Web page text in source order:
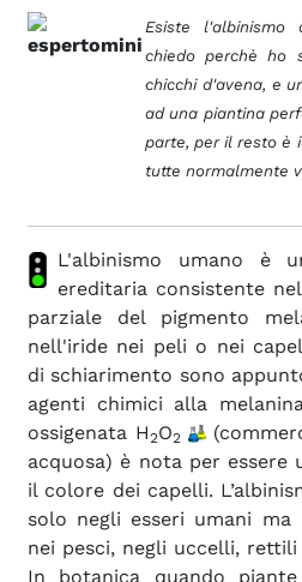
Esiste
chiedo perchè ho
chicchi d'avena, e
ad una piantina
parte, per il resto è
tutte normalmente
L'albinismo umano è
ereditaria consistente
parziale del pigmento
nell'iride nei peli o nei
di schiarimento sono
agenti chimici alla
ossigenata H2O2
acquosa) è nota per essere
il colore dei capelli.
solo negli esseri umani ma
nei pesci, negli uccelli,
In botanica quando